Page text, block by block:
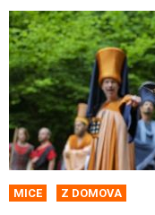
MICE Z DOMOVA